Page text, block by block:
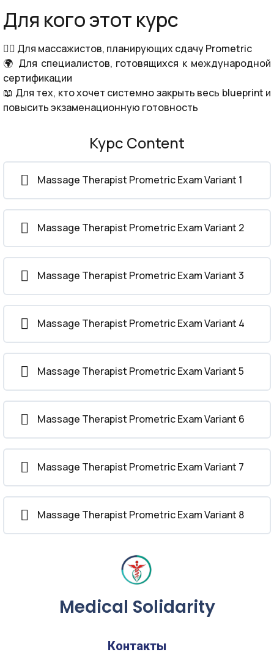
Для кого этот курс
👨‍⚕️ Для массажистов, планирующих сдачу Prometric
🌍 Для специалистов, готовящихся к международной
сертификации
📖 Для тех, кто хочет системно закрыть весь blueprint и
повысить экзаменационную готовность
Курс Content
Massage Therapist Prometric Exam Variant 1
Massage Therapist Prometric Exam Variant 2
Massage Therapist Prometric Exam Variant 3
Massage Therapist Prometric Exam Variant 4
Massage Therapist Prometric Exam Variant 5
Massage Therapist Prometric Exam Variant 6
Massage Therapist Prometric Exam Variant 7
Massage Therapist Prometric Exam Variant 8
Medical Solidarity
Контакты